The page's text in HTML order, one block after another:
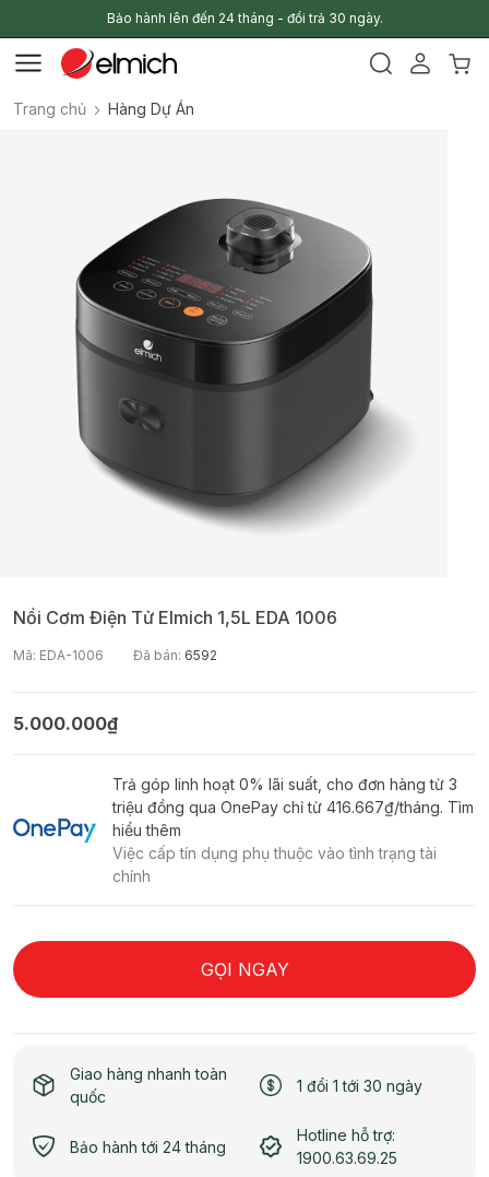
Bảo hành lên đến 24 tháng - đổi trả 30 ngày.
Trang chủ Hàng Dự Án
Nồi Cơm Điện Tử Elmich 1,5L EDA 1006
Mã: EDA-1006 Đã bán: 6592
5.000.000₫
Trả góp linh hoạt 0% lãi suất, cho đơn hàng từ 3
triệu đồng qua OnePay chỉ từ 416.667₫/tháng. Tìm
hiểu thêm
Việc cấp tín dụng phụ thuộc vào tình trạng tài
chính
GỌI NGAY
Giao hàng nhanh toàn
quốc
1 đổi 1 tới 30 ngày
Bảo hành tới 24 tháng
Hotline hỗ trợ:
1900.63.69.25